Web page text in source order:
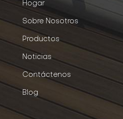
Hogar
Sobre Nosotros
Productos
Noticias
Contáctenos
Blog